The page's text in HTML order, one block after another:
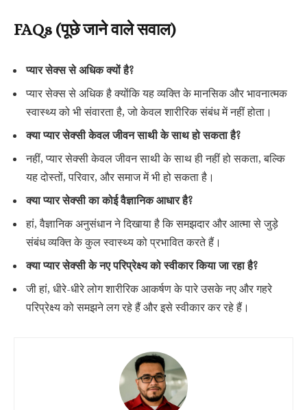
FAQs (पूछे जाने वाले सवाल)
प्यार सेक्स से अधिक क्यों है?
प्यार सेक्स से अधिक है क्योंकि यह व्यक्ति के मानसिक और भावनात्मक
स्वास्थ्य को भी संवारता है, जो केवल शारीरिक संबंध में नहीं होता।
क्या प्यार सेक्सी केवल जीवन साथी के साथ हो सकता है?
नहीं, प्यार सेक्सी केवल जीवन साथी के साथ ही नहीं हो सकता, बल्कि
यह दोस्तों, परिवार, और समाज में भी हो सकता है।
क्या प्यार सेक्सी का कोई वैज्ञानिक आधार है?
हां, वैज्ञानिक अनुसंधान ने दिखाया है कि समझदार और आत्मा से जुड़े
संबंध व्यक्ति के कुल स्वास्थ्य को प्रभावित करते हैं।
क्या प्यार सेक्सी के नए परिप्रेक्ष्य को स्वीकार किया जा रहा है?
जी हां, धीरे-धीरे लोग शारीरिक आकर्षण के पारे उसके नए और गहरे
परिप्रेक्ष्य को समझने लग रहे हैं और इसे स्वीकार कर रहे हैं।